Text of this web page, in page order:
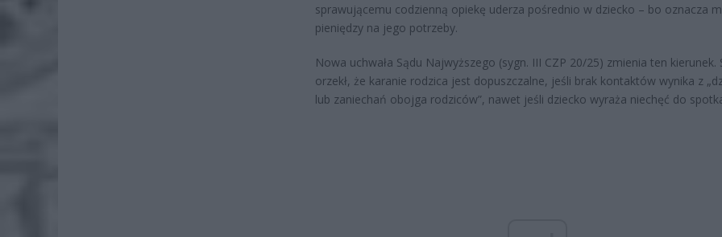
sprawującemu codzienną opiekę uderza pośrednio w dziecko – bo oznacza
pieniędzy na jego potrzeby.
Nowa uchwała Sądu Najwyższego (sygn. III CZP 20/25) zmienia ten kierunek.
orzekł, że karanie rodzica jest dopuszczalne, jeśli brak kontaktów wynika z
lub zaniechań obojga rodziców”, nawet jeśli dziecko wyraża niechęć do